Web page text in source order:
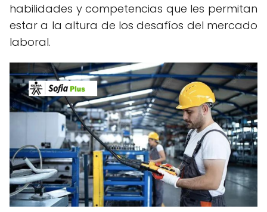
habilidades y competencias que les permitan
estar a la altura de los desafíos del mercado
laboral.